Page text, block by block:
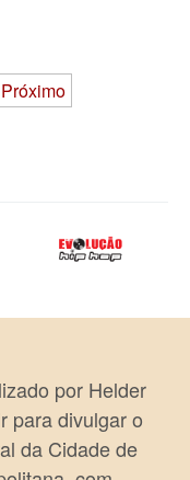
Próximo
por Helder
para divulgar o
da Cidade de